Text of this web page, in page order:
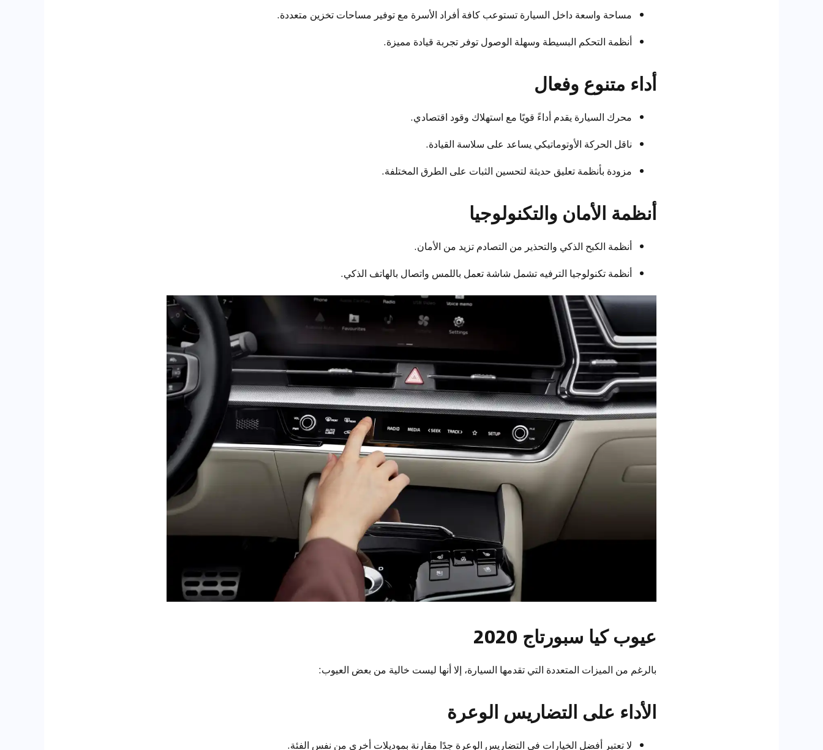
مساحة واسعة داخل السيارة تستوعب كافة أفراد الأسرة مع توفير مساحات تخزين متعددة.
أنظمة التحكم البسيطة وسهلة الوصول توفر تجربة قيادة مميزة.
أداء متنوع وفعال
محرك السيارة يقدم أداءً قويًا مع استهلاك وقود اقتصادي.
ناقل الحركة الأوتوماتيكي يساعد على سلاسة القيادة.
مزودة بأنظمة تعليق حديثة لتحسين الثبات على الطرق المختلفة.
أنظمة الأمان والتكنولوجيا
أنظمة الكبح الذكي والتحذير من التصادم تزيد من الأمان.
أنظمة تكنولوجيا الترفيه تشمل شاشة تعمل باللمس واتصال بالهاتف الذكي.
عيوب كيا سبورتاج 2020
بالرغم من الميزات المتعددة التي تقدمها السيارة، إلا أنها ليست خالية من بعض العيوب:
الأداء على التضاريس الوعرة
لا تعتبر أفضل الخيارات في التضاريس الوعرة جدًا مقارنة بموديلات أخرى من نفس الفئة.